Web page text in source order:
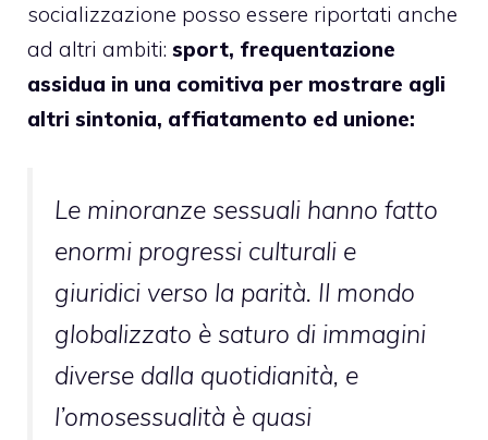
socializzazione posso essere riportati anche
ad altri ambiti: sport, frequentazione
assidua in una comitiva per mostrare agli
altri sintonia, affiatamento ed unione:
Le minoranze sessuali hanno fatto
enormi progressi culturali e
giuridici verso la parità. Il mondo
globalizzato è saturo di immagini
diverse dalla quotidianità, e
l’omosessualità è quasi